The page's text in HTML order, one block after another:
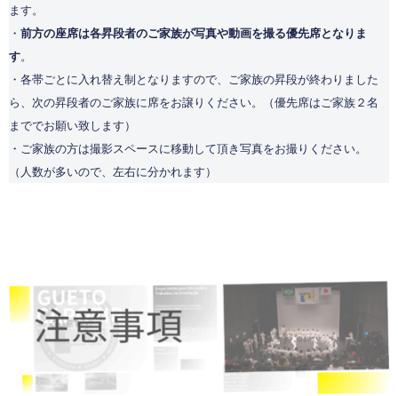
ます。
・ 前方の座席は各昇段者のご家族が写真や動画を撮る優先席となりま
す。
・各帯ごとに入れ替え制となりますので、ご家族の昇段が終わりました
ら、次の昇段者のご家族に席をお譲りください。（優先席はご家族２名
まででお願い致します）
・ご家族の方は撮影スペースに移動して頂き写真をお撮りください。
（人数が多いので、左右に分かれます）